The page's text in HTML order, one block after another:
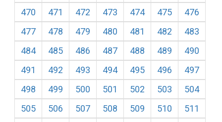
470 471 472 473 474 475
476
477
478 479 480 481 482
483
484
485 486 487 488 489
490
491
492 493 494 495 496
497
498
499 500 501 502 503
504
505
506 507 508 509 510
511